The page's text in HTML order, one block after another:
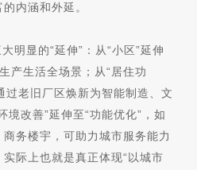
内涵和外延。
明显的“延伸”：从“小区”延伸
产生活全场景；从“居住功
过老旧厂区焕新为智能制造、文
境改善”延伸至“功能优化”，如
务楼宇，可助力城市服务能力
际上也就是真正体现“以城市